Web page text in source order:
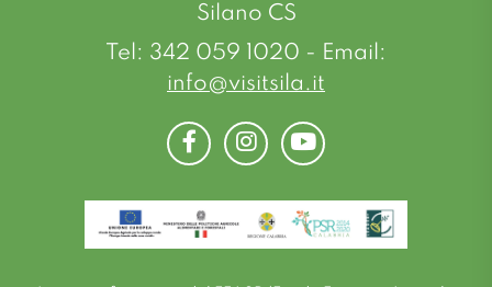
Silano CS
Tel: 342 059 1020 - Email:
info@visitsila.it
FacebookInstagramYoutube